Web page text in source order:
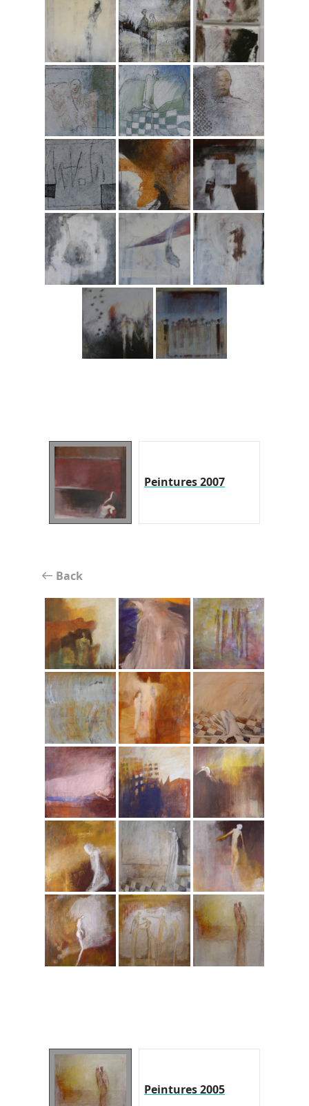
Peintures 2007
Back
Peintures 2005